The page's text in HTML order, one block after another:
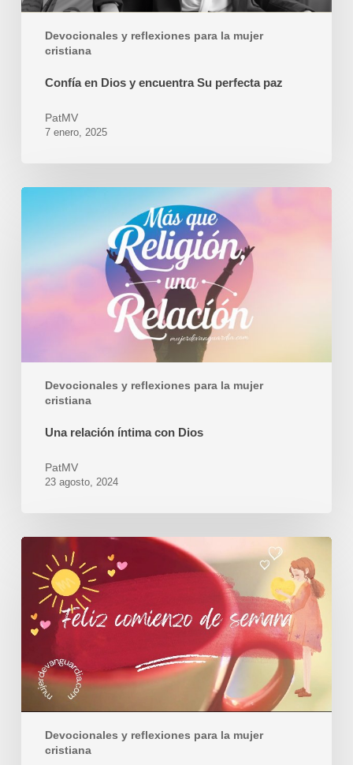
Devocionales y reflexiones para la mujer
cristiana
paz
Confía en Dios y encuentra Su perfecta paz
PatMV
7 enero, 2025
Devocionales y reflexiones para la mujer
cristiana
Una relación íntima con Dios
PatMV
23 agosto, 2024
Devocionales y reflexiones para la mujer
cristiana
Semana
con
Fuerza
de